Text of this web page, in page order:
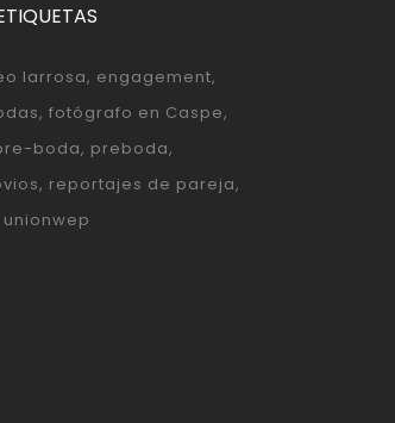
larrosa engagement
fotógrafo en Caspe
boda preboda
reportajes de pareja
unionwep